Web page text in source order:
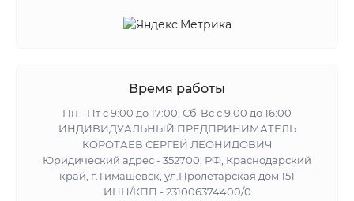
Время работы
Пн - Пт с 9:00 до 17:00, Сб-Вс с 9:00 до 16:00
ИНДИВИДУАЛЬНЫЙ ПРЕДПРИНИМАТЕЛЬ
КОРОТАЕВ СЕРГЕЙ ЛЕОНИДОВИЧ
Юридический адрес - 352700, РФ, Краснодарский
край, г.Тимашевск, ул.Пролетарская дом 151
ИНН/КПП - 231006374400/0